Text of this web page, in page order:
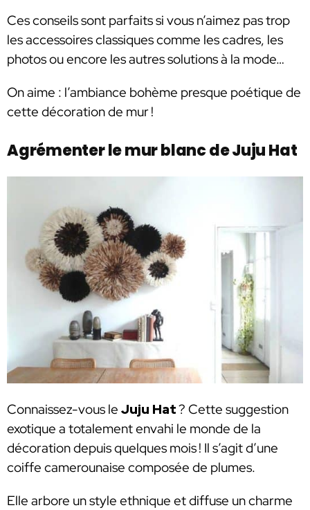
Ces conseils sont parfaits si vous n’aimez pas trop
les accessoires classiques comme les cadres, les
photos ou encore les autres solutions à la mode…
On aime : l’ambiance bohème presque poétique de
cette décoration de mur !
Agrémenter le mur blanc de Juju Hat
Connaissez-vous le Juju Hat? Cette suggestion
exotique a totalement envahi le monde de la
décoration depuis quelques mois ! Il s’agit d’une
coiffe camerounaise composée de plumes.
Elle arbore un style ethnique et diffuse un charme